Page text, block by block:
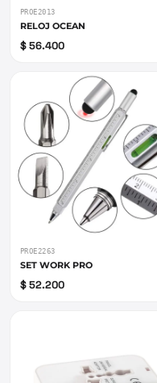
PROE2013
RELOJ OCEAN
$ 56.400
PROE2263
SET WORK PRO
$ 52.200